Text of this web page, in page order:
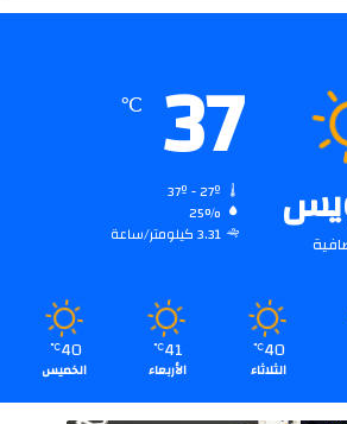
37
℃
25%
3.31 كيلومتر/ساعة
40
℃
الثلاثاء
41
℃
الأربعاء
40
℃
الخميس